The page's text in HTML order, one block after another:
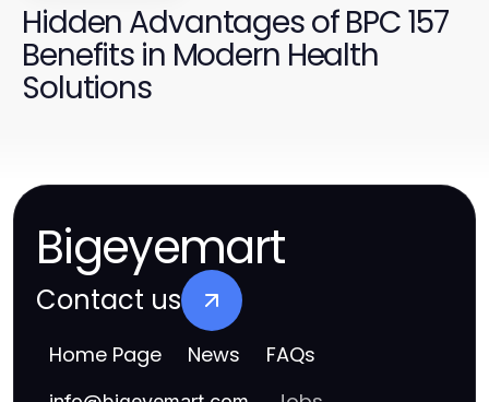
Hidden Advantages of BPC 157
Benefits in Modern Health
Solutions
Bigeyemart
Contact us
Home Page News FAQs